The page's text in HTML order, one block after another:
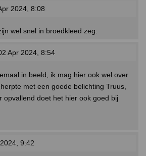
2024, 8:08
wel snel in broedkleed zeg.
Apr 2024, 8:54
in beeld, ik mag hier ook wel over
met een goede belichting Truus,
opvallend doet het hier ook goed bij
9:42